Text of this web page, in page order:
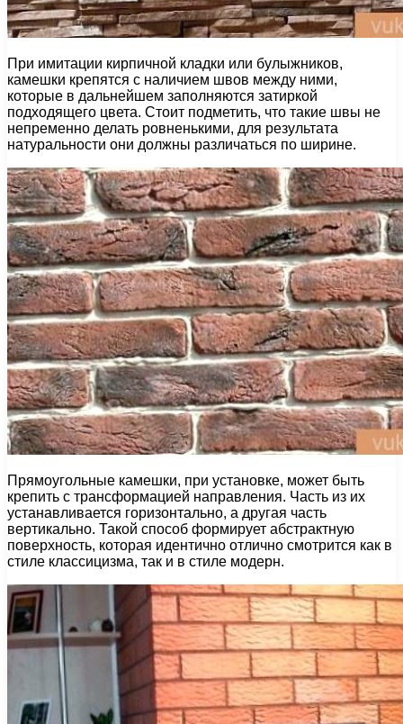
При имитации кирпичной кладки или булыжников,
камешки крепятся с наличием швов между ними,
которые в дальнейшем заполняются затиркой
подходящего цвета. Стоит подметить, что такие швы не
непременно делать ровненькими, для результата
натуральности они должны различаться по ширине.
Прямоугольные камешки, при установке, может быть
крепить с трансформацией направления. Часть из их
устанавливается горизонтально, а другая часть
вертикально. Такой способ формирует абстрактную
поверхность, которая идентично отлично смотрится как в
стиле классицизма, так и в стиле модерн.